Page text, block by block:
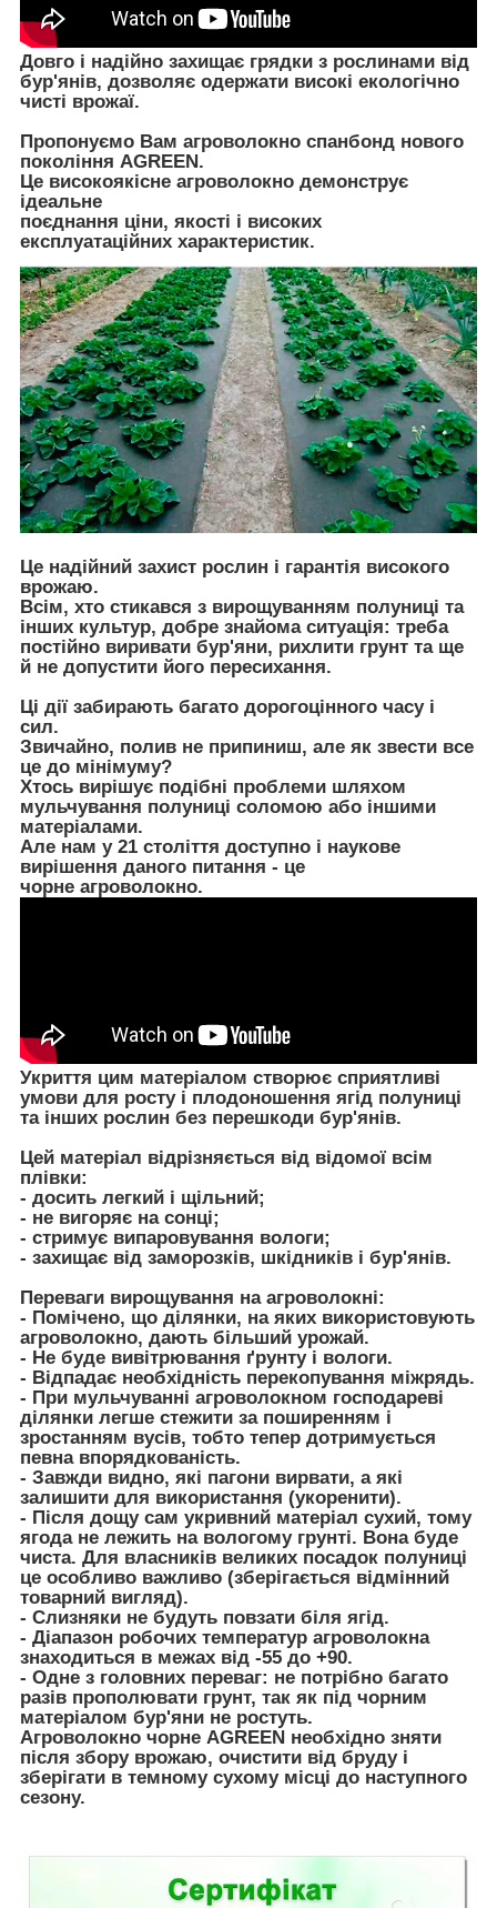
Довго і надійно захищає грядки з рослинами від
бур'янів, дозволяє одержати високі екологічно
чисті врожаї.
Пропонуємо Вам агроволокно спанбонд нового
покоління AGREEN.
Це високоякісне агроволокно демонструє
ідеальне
поєднання ціни, якості і високих
експлуатаційних характеристик.
Це надійний захист рослин і гарантія високого
врожаю.
Всім, хто стикався з вирощуванням полуниці та
інших культур, добре знайома ситуація: треба
постійно виривати бур'яни, рихлити грунт та ще
й не допустити його пересихання.
Ці дії забирають багато дорогоцінного часу і
сил.
Звичайно, полив не припиниш, але як звести все
це до мінімуму?
Хтось вирішує подібні проблеми шляхом
мульчування полуниці соломою або іншими
матеріалами.
Але нам у 21 століття доступно і наукове
вирішення даного питання - це
чорне агроволокно.
Укриття цим матеріалом створює сприятливі
умови для росту і плодоношення ягід полуниці
та інших рослин без перешкоди бур'янів.
Цей матеріал відрізняється від відомої всім
плівки:
- досить легкий і щільний;
- не вигоряє на сонці;
- стримує випаровування вологи;
- захищає від заморозків, шкідників і бур'янів.
Переваги вирощування на агроволокні:
- Помічено, що ділянки, на яких використовують
агроволокно, дають більший урожай.
- Не буде вивітрювання ґрунту і вологи.
- Відпадає необхідність перекопування міжрядь.
- При мульчуванні агроволокном господареві
ділянки легше стежити за поширенням і
зростанням вусів, тобто тепер дотримується
певна впорядкованість.
- Завжди видно, які пагони вирвати, а які
залишити для використання (укоренити).
- Після дощу сам укривний матеріал сухий, тому
ягода не лежить на вологому грунті. Вона буде
чиста. Для власників великих посадок полуниці
це особливо важливо (зберігається відмінний
товарний вигляд).
- Слизняки не будуть повзати біля ягід.
- Діапазон робочих температур агроволокна
знаходиться в межах від -55 до +90.
- Одне з головних переваг: не потрібно багато
разів прополювати грунт, так як під чорним
матеріалом бур'яни не ростуть.
Агроволокно чорне AGREEN необхідно зняти
після збору врожаю, очистити від бруду і
зберігати в темному сухому місці до наступного
сезону.